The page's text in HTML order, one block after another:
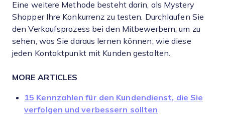
Eine weitere Methode besteht darin, als Mystery
Shopper Ihre Konkurrenz zu testen. Durchlaufen Sie
den Verkaufsprozess bei den Mitbewerbern, um zu
sehen, was Sie daraus lernen können, wie diese
jeden Kontaktpunkt mit Kunden gestalten.
MORE ARTICLES
15 Kennzahlen für den Kundendienst, die Sie
verfolgen und verbessern sollten